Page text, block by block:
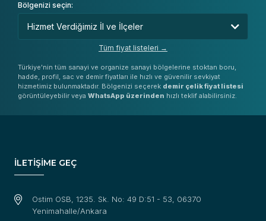
Bölgenizi seçin:
Tüm fiyat listeleri →
Türkiye'nin tüm sanayi ve organize sanayi bölgelerine stoktan boru,
hadde, profil, sac ve demir fiyatları ile hızlı ve güvenilir sevkiyat
hizmetimiz bulunmaktadır. Bölgenizi seçerek demir çelik fiyat listesi
görüntüleyebilir veya WhatsApp üzerinden hızlı teklif alabilirsiniz.
İLETİŞİME GEÇ
Ostim OSB, 1235. Sk. No: 49 D:51 - 53, 06370
Yenimahalle/Ankara